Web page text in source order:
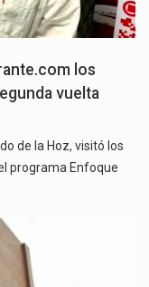
los
vuelta
de la Hoz, visitó los
programa Enfoque